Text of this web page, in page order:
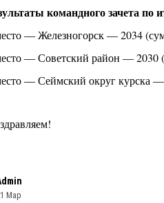
командного зачета по
— Железногорск — 2034
— Советский район — 2030
— Сеймский округ курска
Мар